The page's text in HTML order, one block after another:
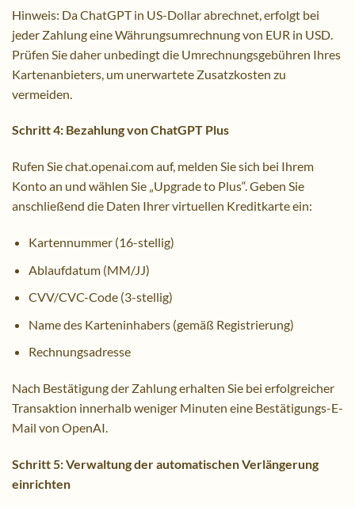
Hinweis: Da ChatGPT in US-Dollar abrechnet, erfolgt bei
jeder Zahlung eine Währungsumrechnung von EUR in USD.
Prüfen Sie daher unbedingt die Umrechnungsgebühren Ihres
Kartenanbieters, um unerwartete Zusatzkosten zu
vermeiden.
Schritt 4: Bezahlung von ChatGPT Plus
Rufen Sie chat.openai.com auf, melden Sie sich bei Ihrem
Konto an und wählen Sie „Upgrade to Plus“. Geben Sie
anschließend die Daten Ihrer virtuellen Kreditkarte ein:
Kartennummer (16-stellig)
Ablaufdatum (MM/JJ)
CVV/CVC-Code (3-stellig)
Name des Karteninhabers (gemäß Registrierung)
Rechnungsadresse
Nach Bestätigung der Zahlung erhalten Sie bei erfolgreicher
Transaktion innerhalb weniger Minuten eine Bestätigungs-E-
Mail von OpenAI.
Schritt 5: Verwaltung der automatischen Verlängerung
einrichten